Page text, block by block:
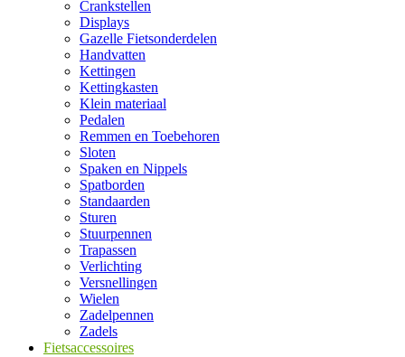
Crankstellen
Displays
Gazelle Fietsonderdelen
Handvatten
Kettingen
Kettingkasten
Klein materiaal
Pedalen
Remmen en Toebehoren
Sloten
Spaken en Nippels
Spatborden
Standaarden
Sturen
Stuurpennen
Trapassen
Verlichting
Versnellingen
Wielen
Zadelpennen
Zadels
Fietsaccessoires